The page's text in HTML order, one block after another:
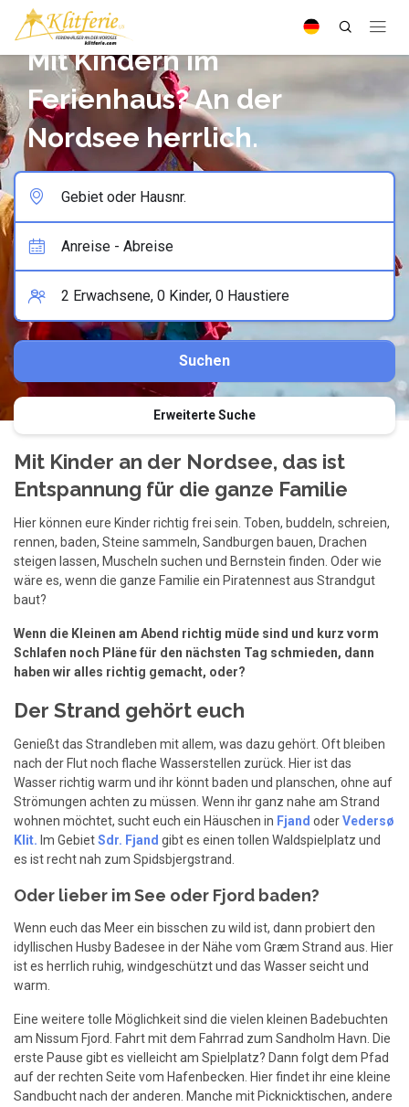
Mit Kindern im
Ferienhaus? An der
Nordsee herrlich.
Erweiterte Suche
Mit Kinder an der Nordsee, das ist
Entspannung für die ganze Familie
Hier können eure Kinder richtig frei sein. Toben, buddeln, schreien,
rennen, baden, Steine sammeln, Sandburgen bauen, Drachen
steigen lassen, Muscheln suchen und Bernstein finden. Oder wie
wäre es, wenn die ganze Familie ein Piratennest aus Strandgut
baut?
Wenn die Kleinen am Abend richtig müde sind und kurz vorm
Schlafen noch Pläne für den nächsten Tag schmieden, dann
haben wir alles richtig gemacht, oder?
Der Strand gehört euch
Genießt das Strandleben mit allem, was dazu gehört. Oft bleiben
nach der Flut noch flache Wasserstellen zurück. Hier ist das
Wasser richtig warm und ihr könnt baden und planschen, ohne auf
Strömungen achten zu müssen. Wenn ihr ganz nahe am Strand
wohnen möchtet, sucht euch ein Häuschen in Fjand oderVedersø
Klit. Im GebietSdr. Fjand gibt es einen tollen Waldspielplatz und
es ist recht nah zum Spidsbjergstrand.
Oder lieber im See oder Fjord baden?
Wenn euch das Meer ein bisschen zu wild ist, dann probiert den
idyllischen Husby Badesee in der Nähe vom Græm Strand aus. Hier
ist es herrlich ruhig, windgeschützt und das Wasser seicht und
warm.
Eine weitere tolle Möglichkeit sind die vielen kleinen Badebuchten
am Nissum Fjord. Fahrt mit dem Fahrrad zum Sandholm Havn. Die
erste Pause gibt es vielleicht am Spielplatz? Dann folgt dem Pfad
auf der rechten Seite vom Hafenbecken. Hier findet ihr eine kleine
Sandbucht nach der anderen. Manche mit Picknicktischen, andere